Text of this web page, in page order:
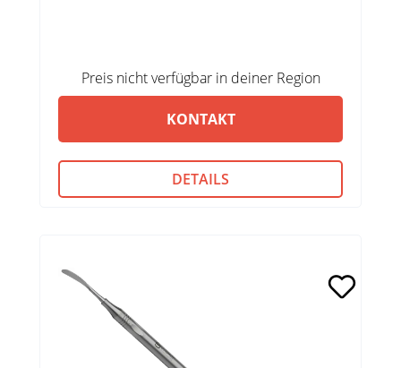
Preis nicht verfügbar in deiner Region
KONTAKT
DETAILS